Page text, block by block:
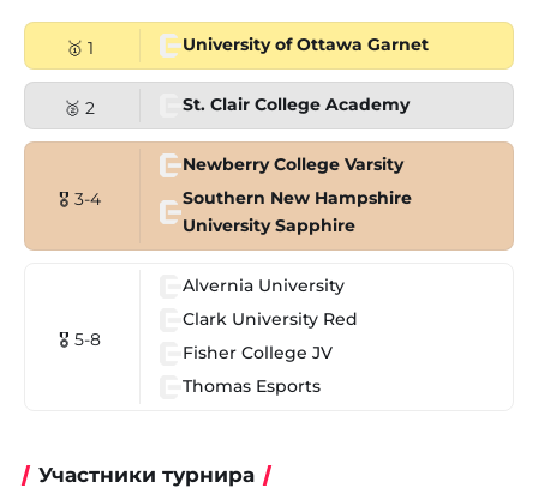
🥇 1 University of Ottawa Garnet
🥈 2 St. Clair College Academy
🎖 3-4
Newberry College Varsity
Southern New Hampshire
University Sapphire
🎖 5-8
Alvernia University
Clark University Red
Fisher College JV
Thomas Esports
Участники турнира